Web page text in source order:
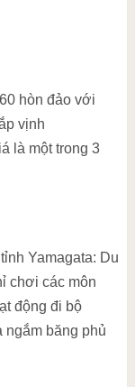
hòn đảo với
vịnh
là một trong 3
Yamagata: Du
chơi các môn
động đi bộ
băng phủ